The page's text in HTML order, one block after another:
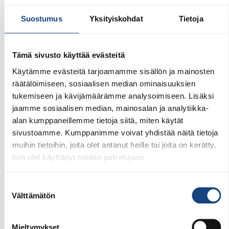
Suostumus Yksityiskohdat Tietoja
Tämä sivusto käyttää evästeitä
Käytämme evästeitä tarjoamamme sisällön ja mainosten
räätälöimiseen, sosiaalisen median ominaisuuksien
tukemiseen ja kävijämäärämme analysoimiseen. Lisäksi
jaamme sosiaalisen median, mainosalan ja analytiikka-
alan kumppaneillemme tietoja siitä, miten käytät
sivustoamme. Kumppanimme voivat yhdistää näitä tietoja
muihin tietoihin, joita olet antanut heille tai joita on kerätty,
kun olet käyttänyt heidän palvelujaan.
valinta
Välttämätön
Mieltymykset
Pentti Vauhkoselle harvinainen
huomionosoitus